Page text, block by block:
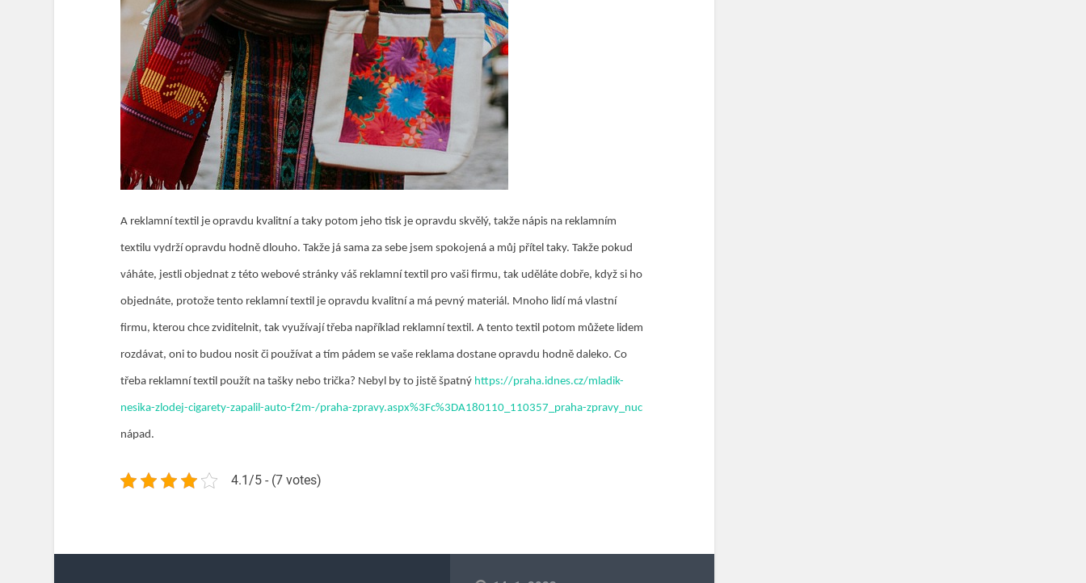
A reklamní textil je opravdu kvalitní a taky potom jeho tisk je opravdu skvělý, takže nápis na reklamním
textilu vydrží opravdu hodně dlouho. Takže já sama za sebe jsem spokojená a můj přítel taky. Takže pokud
váháte, jestli objednat z této webové stránky váš reklamní textil pro vaši firmu, tak uděláte dobře, když si ho
objednáte, protože tento reklamní textil je opravdu kvalitní a má pevný materiál. Mnoho lidí má vlastní
firmu, kterou chce zviditelnit, tak využívají třeba například reklamní textil. A tento textil potom můžete lidem
rozdávat, oni to budou nosit či používat a tím pádem se vaše reklama dostane opravdu hodně daleko. Co
třeba reklamní textil použít na tašky nebo trička? Nebyl by to jistě špatný https://praha.idnes.cz/mladik-
nesika-zlodej-cigarety-zapalil-auto-f2m-/praha-zpravy.aspx%3Fc%3DA180110_110357_praha-zpravy_nuc
nápad.
4.1/5 - (7 votes)